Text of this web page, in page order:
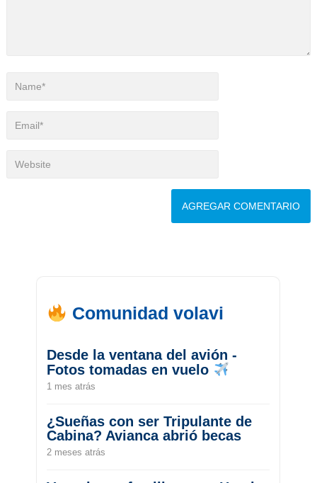
Comunidad volavi
Desde la ventana del avión -
Fotos tomadas en vuelo
1 mes atrás
¿Sueñas con ser Tripulante de
Cabina? Avianca abrió becas
2 meses atrás